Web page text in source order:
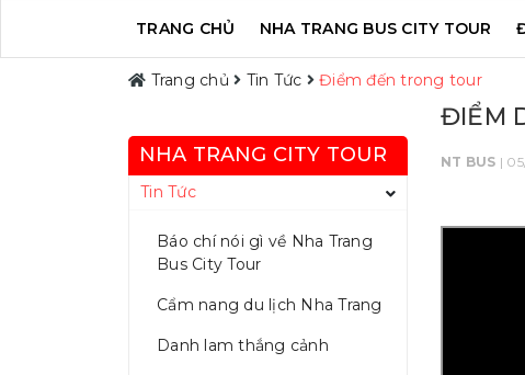
TRANG CHỦ NHA TRANG BUS CITY TOUR
Trang chủ Tin Tức Điểm đến trong tour
NHA TRANG CITY TOUR
Tin Tức
Báo chí nói gì về Nha Trang
Bus City Tour
Cẩm nang du lịch Nha Trang
Danh lam thắng cảnh
ĐIỂM
NT BUS |